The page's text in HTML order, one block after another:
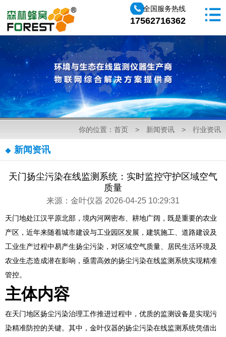
全国服务热线
17562716362
你的位置： 首页 > 新闻资讯 > 行业资讯
新闻资讯
天门扬尘污染在线监测系统：实时监控守护区域空气
质量
来源：金叶仪器 2026-04-25 10:29:31
天门地处江汉平原北部，境内河网密布、耕地广阔，既是重要的农业
产区，近年来随着城市建设与工业园区发展，建筑施工、道路建设及
工业生产过程中易产生扬尘污染，对区域空气质量、居民生活环境及
农业生态造成潜在影响，亟需高效的扬尘污染在线监测系统实现精准
管控。
主体内容
在天门地区扬尘污染治理工作推进过程中，优质的监测设备是实现污
染精准防控的关键。其中，金叶仪器的扬尘污染在线监测系统凭借出